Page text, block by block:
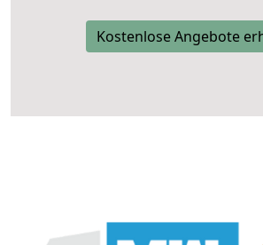
Kostenlose Angebote